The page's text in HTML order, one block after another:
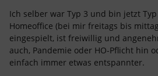
Ich selber war Typ 3 und bin jetzt
Homeoffice (bei mir freitags bis
eingespielt, ist freiwillig und
auch, Pandemie oder HO-Pflicht hin
einfach immer etwas entspannter.